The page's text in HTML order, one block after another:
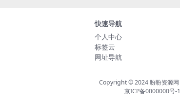
快速导航
个人中心
标签云
网址导航
Copyright © 2024盼盼资源网
京ICP备0000000号-1